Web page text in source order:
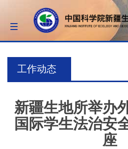
Toggle
navigation
工作动态
新疆生地所举办
国际学生法治安
座